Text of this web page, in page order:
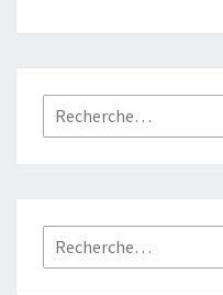
Rechercher :
Rechercher :